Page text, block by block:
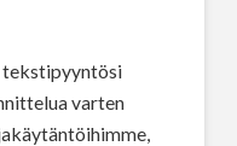
tekstipyyntösi
varten